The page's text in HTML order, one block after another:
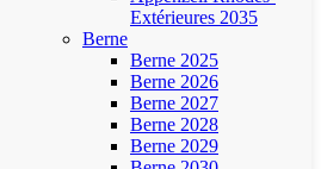
Extérieures 2035
Berne
Berne 2025
Berne 2026
Berne 2027
Berne 2028
Berne 2029